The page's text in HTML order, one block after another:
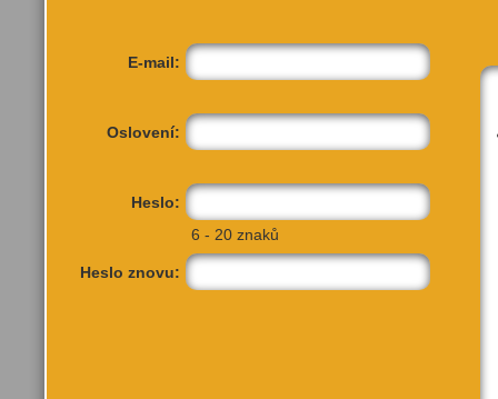
E-mail:
Oslovení:
Heslo:
6 - 20 znaků
Heslo znovu: